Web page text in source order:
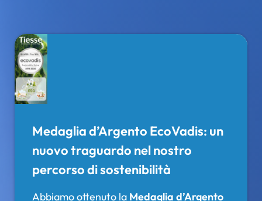
Medaglia d’Argento EcoVadis: un
nuovo traguardo nel nostro
percorso di sostenibilità
Abbiamo ottenuto la Medaglia d’Argento